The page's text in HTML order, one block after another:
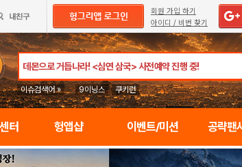
회원 가입 하기
아이디 / 비번 찾기
이슈검색어 » 9이닝스 쿠키런
터 헝앱샵 이벤트/미션 공략팬